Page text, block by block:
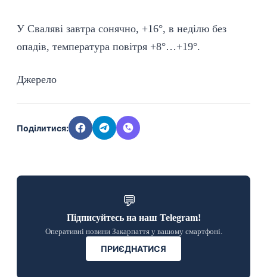
У Сваляві завтра сонячно, +16°, в неділю без
опадів, температура повітря +8°…+19°.
Джерело
Поділитися:
💬
Підписуйтесь на наш Telegram!
Оперативні новини Закарпаття у вашому смартфоні.
ПРИЄДНАТИСЯ